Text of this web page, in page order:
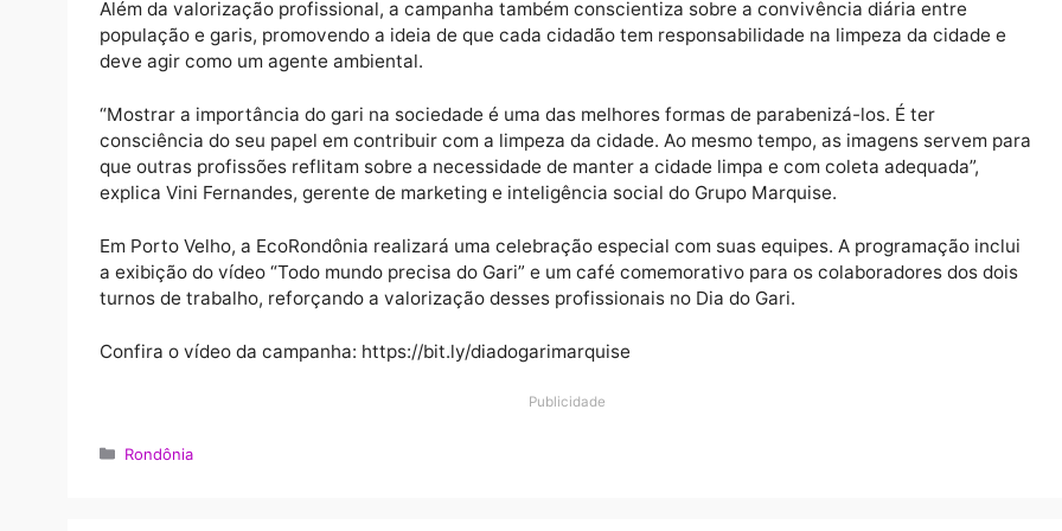
“A atuação do gari vai muito além da limpeza visível. É um trabalho que protege a saúde pública e
o meio ambiente. Essa campanha é um reconhecimento ao esforço diário desses profissionais e um
para que toda a população colabore com a manutenção da cidade”, destaca Paulo Studart, Diretor
Operações do Grupo Marquise.
Além da valorização profissional, a campanha também conscientiza sobre a convivência diária entre
deve agir como um agente ambiental.
“Mostrar a importância do gari na sociedade é uma das melhores formas de parabenizá-los. É ter
que outras profissões reflitam sobre a necessidade de manter a cidade limpa e com coleta
explica Vini Fernandes, gerente de marketing e inteligência social do Grupo Marquise.
Em Porto Velho, a EcoRondônia realizará uma celebração especial com suas equipes. A